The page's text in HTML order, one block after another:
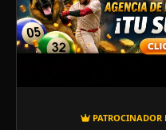
PATROCINADOR